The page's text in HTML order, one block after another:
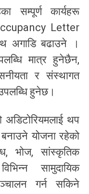
सम्पूर्ण कार्यहरू
Letter
अगाडि बढाउने ।
मात्र हुनेछैन,
र संस्थागत
उपलब्धि हुनेछ।
अडिटोरियमलाई थप
योजना रहेको
भोज, सांस्कृतिक
सामुदायिक
गर्न सकिने